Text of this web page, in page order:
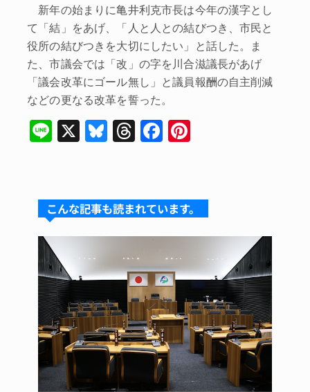
新年の始まりに亀井利克市長は今年の漢字とし
て「結」をあげ、「人と人との結びつき、市民と
役所の結びつきを大切にしたい」と話した。ま
た、市議会では「改」の字を川合滋議長があげ
「議会改革にゴール無し」と議員報酬の自主削減
などの更なる改革を誓った。
Li
X
Bl
s
k
y
T
a
d
s
F
e
b
o
o
k
e
st
こんな記事も読まれています。